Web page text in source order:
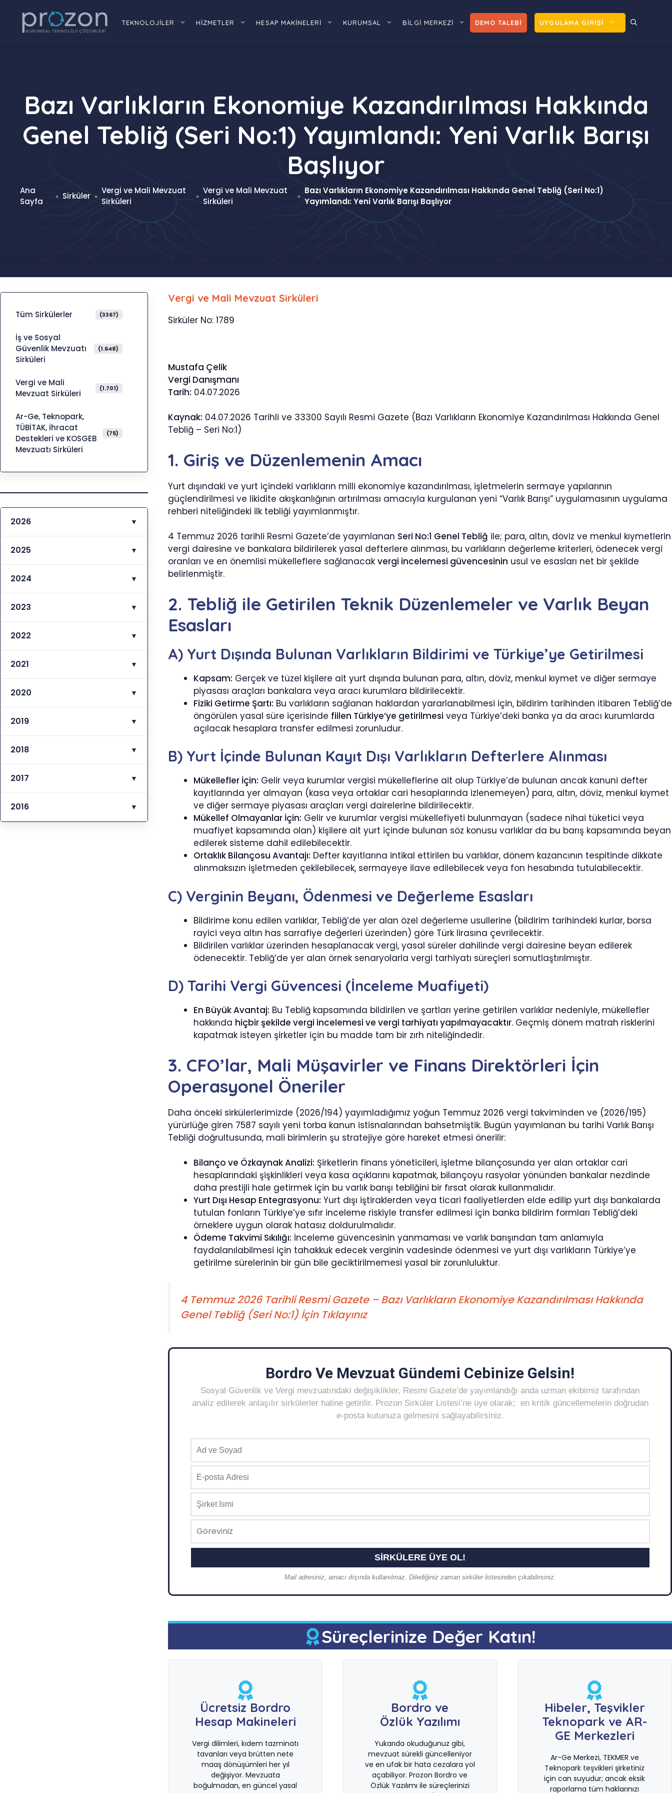
TEKNOLOJİLER HİZMETLER HESAP MAKİNELERİ KURUMSAL BİLGİ MERKEZİ DEMO TALEBİ UYGULAMA GİRİŞİ
Bazı Varlıkların Ekonomiye Kazandırılması Hakkında
Genel Tebliğ (Seri No:1) Yayımlandı: Yeni Varlık Barışı
Başlıyor
Ana
Sayfa
» Sirküler »
Vergi ve Mali Mevzuat
Sirküleri
»
Vergi ve Mali Mevzuat
Sirküleri
»
Bazı Varlıkların Ekonomiye Kazandırılması Hakkında Genel Tebliğ (Seri No:1)
Yayımlandı: Yeni Varlık Barışı Başlıyor
Vergi ve Mali Mevzuat Sirküleri
Sirküler No: 1789
Mustafa Çelik
Vergi Danışmanı
Tarih: 04.07.2026
Kaynak: 04.07.2026 Tarihli ve 33300 Sayılı Resmi Gazete (Bazı Varlıkların Ekonomiye Kazandırılması Hakkında Genel
Tebliğ – Seri No:1)
1. Giriş ve Düzenlemenin Amacı
Yurt dışındaki ve yurt içindeki varlıkların milli ekonomiye kazandırılması, işletmelerin sermaye yapılarının
güçlendirilmesi ve likidite akışkanlığının artırılması amacıyla kurgulanan yeni “Varlık Barışı” uygulamasının uygulama
rehberi niteliğindeki ilk tebliği yayımlanmıştır.
4 Temmuz 2026 tarihli Resmi Gazete’de yayımlanan Seri No:1 Genel Tebliğ ile; para, altın, döviz ve menkul kıymetlerin
vergi dairesine ve bankalara bildirilerek yasal defterlere alınması, bu varlıkların değerleme kriterleri, ödenecek vergi
oranları ve en önemlisi mükelleflere sağlanacak vergi incelemesi güvencesinin usul ve esasları net bir şekilde
belirlenmiştir.
2. Tebliğ ile Getirilen Teknik Düzenlemeler ve Varlık Beyan
Esasları
A) Yurt Dışında Bulunan Varlıkların Bildirimi ve Türkiye’ye Getirilmesi
Kapsam: Gerçek ve tüzel kişilere ait yurt dışında bulunan para, altın, döviz, menkul kıymet ve diğer sermaye
piyasası araçları bankalara veya aracı kurumlara bildirilecektir.
Fiziki Getirme Şartı: Bu varlıkların sağlanan haklardan yararlanabilmesi için, bildirim tarihinden itibaren Tebliğ’de
öngörülen yasal süre içerisinde fiilen Türkiye’ye getirilmesi veya Türkiye’deki banka ya da aracı kurumlarda
açılacak hesaplara transfer edilmesi zorunludur.
B) Yurt İçinde Bulunan Kayıt Dışı Varlıkların Defterlere Alınması
Mükellefler İçin: Gelir veya kurumlar vergisi mükelleflerine ait olup Türkiye’de bulunan ancak kanuni defter
kayıtlarında yer almayan (kasa veya ortaklar cari hesaplarında izlenemeyen) para, altın, döviz, menkul kıymet
ve diğer sermaye piyasası araçları vergi dairelerine bildirilecektir.
Mükellef Olmayanlar İçin: Gelir ve kurumlar vergisi mükellefiyeti bulunmayan (sadece nihai tüketici veya
muafiyet kapsamında olan) kişilere ait yurt içinde bulunan söz konusu varlıklar da bu barış kapsamında beyan
edilerek sisteme dahil edilebilecektir.
Ortaklık Bilançosu Avantajı: Defter kayıtlarına intikal ettirilen bu varlıklar, dönem kazancının tespitinde dikkate
alınmaksızın işletmeden çekilebilecek, sermayeye ilave edilebilecek veya fon hesabında tutulabilecektir.
C) Verginin Beyanı, Ödenmesi ve Değerleme Esasları
Bildirime konu edilen varlıklar, Tebliğ’de yer alan özel değerleme usullerine (bildirim tarihindeki kurlar, borsa
rayici veya altın has sarrafiye değerleri üzerinden) göre Türk lirasına çevrilecektir.
Bildirilen varlıklar üzerinden hesaplanacak vergi, yasal süreler dahilinde vergi dairesine beyan edilerek
ödenecektir. Tebliğ’de yer alan örnek senaryolarla vergi tarhiyatı süreçleri somutlaştırılmıştır.
D) Tarihi Vergi Güvencesi (İnceleme Muafiyeti)
En Büyük Avantaj: Bu Tebliğ kapsamında bildirilen ve şartları yerine getirilen varlıklar nedeniyle, mükellefler
hakkında hiçbir şekilde vergi incelemesi ve vergi tarhiyatı yapılmayacaktır. Geçmiş dönem matrah risklerini
kapatmak isteyen şirketler için bu madde tam bir zırh niteliğindedir.
3. CFO’lar, Mali Müşavirler ve Finans Direktörleri İçin
Operasyonel Öneriler
Daha önceki sirkülerlerimizde (2026/194) yayımladığımız yoğun Temmuz 2026 vergi takviminden ve (2026/195)
yürürlüğe giren 7587 sayılı yeni torba kanun istisnalarından bahsetmiştik. Bugün yayımlanan bu tarihi Varlık Barışı
Tebliği doğrultusunda, mali birimlerin şu stratejiye göre hareket etmesi önerilir:
Bilanço ve Özkaynak Analizi: Şirketlerin finans yöneticileri, işletme bilançosunda yer alan ortaklar cari
hesaplarındaki şişkinlikleri veya kasa açıklarını kapatmak, bilançoyu rasyolar yönünden bankalar nezdinde
daha prestijli hale getirmek için bu varlık barışı tebliğini bir fırsat olarak kullanmalıdır.
Yurt Dışı Hesap Entegrasyonu: Yurt dışı iştiraklerden veya ticari faaliyetlerden elde edilip yurt dışı bankalarda
tutulan fonların Türkiye’ye sıfır inceleme riskiyle transfer edilmesi için banka bildirim formları Tebliğ’deki
örneklere uygun olarak hatasız doldurulmalıdır.
Ödeme Takvimi Sıkılığı: İnceleme güvencesinin yanmaması ve varlık barışından tam anlamıyla
faydalanılabilmesi için tahakkuk edecek verginin vadesinde ödenmesi ve yurt dışı varlıkların Türkiye’ye
getirilme sürelerinin bir gün bile geciktirilmemesi yasal bir zorunluluktur.
4 Temmuz 2026 Tarihli Resmi Gazete – Bazı Varlıkların Ekonomiye Kazandırılması Hakkında
Genel Tebliğ (Seri No:1) İçin Tıklayınız
Bordro Ve Mevzuat Gündemi Cebinize Gelsin!
Sosyal Güvenlik ve Vergi mevzuatındaki değişiklikler, Resmi Gazete’de yayımlandığı anda uzman ekibimiz tarafından
analiz edilerek anlaşılır sirkülerler haline getirilir. Prozon Sirküler Listesi’ne üye olarak; en kritik güncellemelerin doğrudan
e-posta kutunuza gelmesini sağlayabilirsiniz.
Mail adresiniz, amacı dışında kullanılmaz. Dilediğiniz zaman sirküler listesinden çıkabilirsiniz.
Süreçlerinize Değer Katın!
Ücretsiz Bordro
Hesap Makineleri
Vergi dilimleri, kıdem tazminatı
tavanları veya brütten nete
maaş dönüşümleri her yıl
değişiyor. Mevzuata
boğulmadan, en güncel yasal
Bordro ve
Özlük Yazılımı
Yukarıda okuduğunuz gibi,
mevzuat sürekli güncelleniyor
ve en ufak bir hata cezalara yol
açabiliyor. Prozon Bordro ve
Özlük Yazılımı ile süreçlerinizi
Hibeler, Teşvikler
Teknopark ve AR-
GE Merkezleri
Ar-Ge Merkezi, TEKMER ve
Teknopark teşvikleri şirketiniz
için can suyudur; ancak eksik
raporlama tüm haklarınızı
Tüm Sirkülerler (3367)
İş ve Sosyal
Güvenlik Mevzuatı
Sirküleri
(1.648)
Vergi ve Mali
Mevzuat Sirküleri
(1.701)
Ar-Ge, Teknopark,
TÜBİTAK, İhracat
Destekleri ve KOSGEB
Mevzuatı Sirküleri
(75)
2026 ▼
2025 ▼
2024 ▼
2023 ▼
2022 ▼
2021 ▼
2020 ▼
2019 ▼
2018 ▼
2017 ▼
2016 ▼